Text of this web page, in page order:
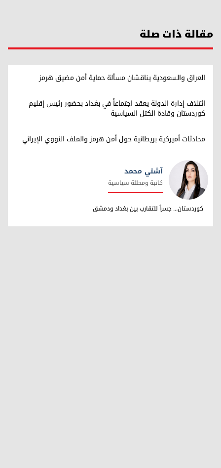
مقالة ذات صلة
العراق والسعودية يناقشان مسألة حماية أمن مضيق هرمز
ائتلاف إدارة الدولة يعقد اجتماعاً في بغداد بحضور رئيس إقليم
كوردستان وقادة الكتل السياسية
محادثات أميركية بريطانية حول أمن هرمز والملف النووي الإيراني
آشتي محمد
آشتي محمد
كاتبة ومحللة سياسية
كوردستان... جسراً للتقارب بين بغداد ودمشق